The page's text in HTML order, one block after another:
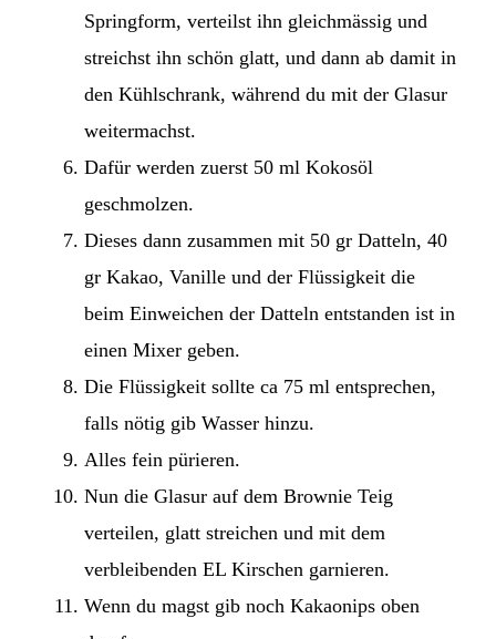
Springform, verteilst ihn gleichmässig und
streichst ihn schön glatt, und dann ab damit in
den Kühlschrank, während du mit der Glasur
weitermachst.
Dafür werden zuerst 50 ml Kokosöl
geschmolzen.
Dieses dann zusammen mit 50 gr Datteln, 40
gr Kakao, Vanille und der Flüssigkeit die
beim Einweichen der Datteln entstanden ist in
einen Mixer geben.
Die Flüssigkeit sollte ca 75 ml entsprechen,
falls nötig gib Wasser hinzu.
Alles fein pürieren.
Nun die Glasur auf dem Brownie Teig
verteilen, glatt streichen und mit dem
verbleibenden EL Kirschen garnieren.
Wenn du magst gib noch Kakaonips oben